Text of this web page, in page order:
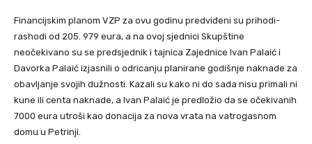
Financijskim planom VZP za ovu godinu predviđeni su prihodi-
rashodi od 205. 979 eura, a na ovoj sjednici Skupštine
neočekivano su se predsjednik i tajnica Zajednice Ivan Palaić i
Davorka Palaić izjasnili o odricanju planirane godišnje naknade za
obavljanje svojih dužnosti. Kazali su kako ni do sada nisu primali ni
kune ili centa naknade, a Ivan Palaić je predložio da se očekivanih
7000 eura utroši kao donacija za nova vrata na vatrogasnom
domu u Petrinji.